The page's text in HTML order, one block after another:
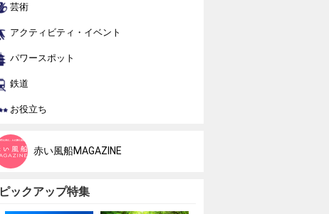
芸術
アクティビティ・イベント
パワースポット
鉄道
お役立ち
赤い風船MAGAZINE
ピックアップ特集